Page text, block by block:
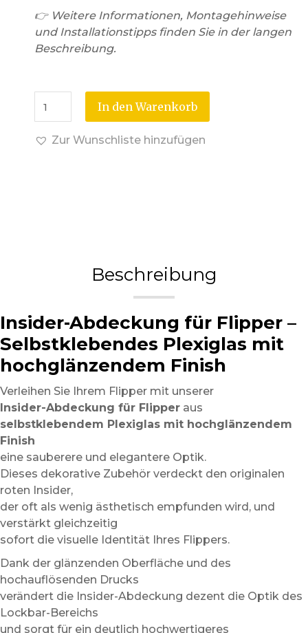
👉 Weitere Informationen, Montagehinweise
und Installationstipps finden Sie in der langen
Beschreibung.
In den Warenkorb
Zur Wunschliste hinzufügen
Beschreibung
Insider-Abdeckung für Flipper –
Selbstklebendes Plexiglas mit
hochglänzendem Finish
Verleihen Sie Ihrem Flipper mit unserer
Insider-Abdeckung für Flipper aus
selbstklebendem Plexiglas mit hochglänzendem
Finish
eine sauberere und elegantere Optik.
Dieses dekorative Zubehör verdeckt den originalen
roten Insider,
der oft als wenig ästhetisch empfunden wird, und
verstärkt gleichzeitig
sofort die visuelle Identität Ihres Flippers.
Dank der glänzenden Oberfläche und des
hochauflösenden Drucks
verändert die Insider-Abdeckung dezent die Optik des
Lockbar-Bereichs
und sorgt für ein deutlich hochwertigeres